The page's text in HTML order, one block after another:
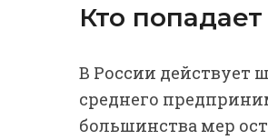
Кто
В России действует
среднего
большинства мер